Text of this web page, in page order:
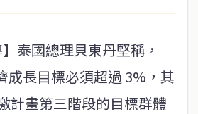
】泰國總理貝東丹堅稱，
成長目標必須超過 3%，其
計畫第三階段的目標群體